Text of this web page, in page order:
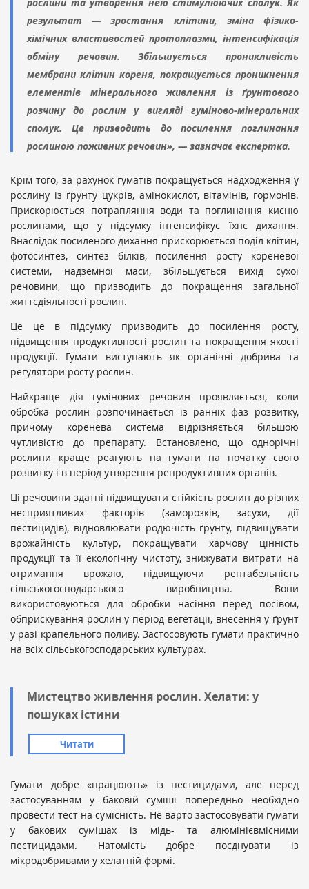
результат — зростання клітини, зміна фізико-
хімічних властивостей протоплазми, інтенсифікація
обміну речовин. Збільшується проникливість
мембрани клітин кореня, покращується проникнення
елементів мінерального живлення із ґрунтового
розчину до рослин у вигляді гуміново-мінеральних
сполук. Це призводить до посилення поглинання
рослиною поживних речовин», — зазначає експертка.
Крім того, за рахунок гуматів покращується надходження у
рослину із ґрунту цукрів, амінокислот, вітамінів, гормонів.
Прискорюється потрапляння води та поглинання кисню
рослинами, що у підсумку інтенсифікує їхнє дихання.
Внаслідок посиленого дихання прискорює­ться поділ клітин,
фотосинтез, синтез білків, посилення росту кореневої
системи, надземної маси, збільшується вихід сухої
речовини, що призводить до покращення загальної
життєдіяльності рослин.
Це це в підсумку призводить до посилення росту,
підвищення продуктивності рослин та покращення якості
продукції. Гумати виступають як органічні добрива та
регулятори росту рослин.
Найкраще дія гумінових речовин проявляється, коли
обробка рослин розпочинається із ранніх фаз розвитку,
причому коренева система відрізняється більшою
чутливістю до препарату. Встановлено, що однорічні
рослини краще реагують на гумати на початку свого
розвитку і в період утворення репродуктивних органів.
Ці речовини здатні підвищувати стійкість рослин до різних
несприятливих факторів (заморозків, засухи, дії
пестицидів), відновлювати родючість ґрунту, підвищувати
врожайність культур, покращувати харчову цінність
продукції та її екологічну чистоту, знижувати витрати на
отримання врожаю, підвищуючи рентабельність
сільськогосподарського виробництва. Вони
використовуються для обробки насіння перед посівом,
обприскування рослин у період вегетації, внесення у ґрунт
у разі крапельного поливу. Застосовують гумати практично
на всіх сільськогосподарських культурах.
Мистецтво живлення рослин. Хелати: у
пошуках істини
Читати
Гумати добре «працюють» із пестицидами, але перед
застосуванням у баковій суміші попередньо необхідно
провести тест на сумісність. Не варто застосовувати гумати
у бакових сумішах із мідь- та алюмінієвмісними
пестицидами. Натомість добре поєднувати із
мікродобривами у хелатній формі.